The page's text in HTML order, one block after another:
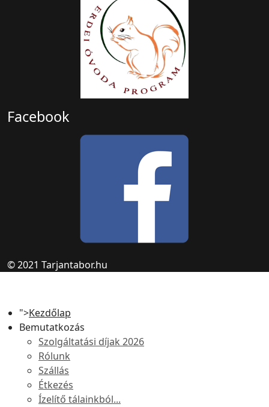
Facebook
© 2021 Tarjantabor.hu
">Kezdőlap
Bemutatkozás
Szolgáltatási díjak 2026
Rólunk
Szállás
Étkezés
Ízelítő tálainkból...